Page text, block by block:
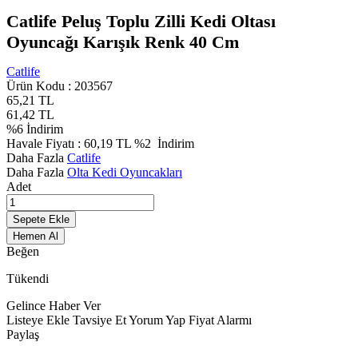
Catlife Peluş Toplu Zilli Kedi Oltası
Oyuncağı Karışık Renk 40 Cm
Catlife
Ürün Kodu : 203567
65,21 TL
61,42 TL
%6 İndirim
Havale Fiyatı : 60,19 TL %2 İndirim
Daha Fazla Catlife
Daha Fazla Olta Kedi Oyuncakları
Adet
Sepete Ekle
Hemen Al
Beğen
Tükendi
Gelince Haber Ver
Listeye Ekle Tavsiye EtYorum Yap Fiyat Alarmı
Paylaş